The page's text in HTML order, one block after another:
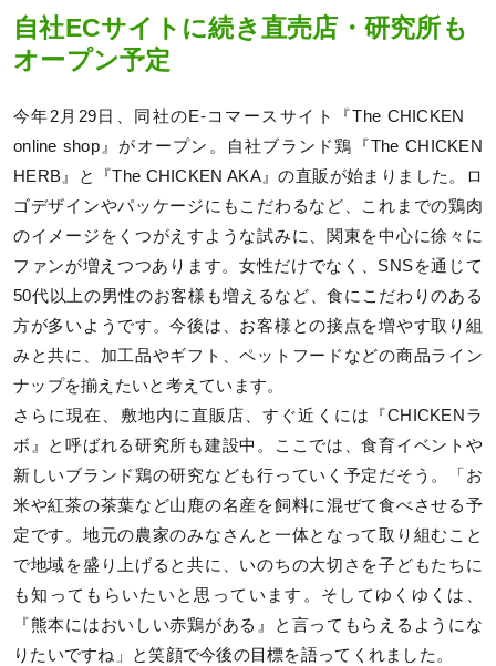
自社ECサイトに続き直売店・研究所も
オープン予定
今年2月29日、同社のE-コマースサイト『The CHICKEN
online shop』がオープン。自社ブランド鶏『The CHICKEN
HERB』と『The CHICKEN AKA』の直販が始まりました。ロ
ゴデザインやパッケージにもこだわるなど、これまでの鶏肉
のイメージをくつがえすような試みに、関東を中心に徐々に
ファンが増えつつあります。女性だけでなく、SNSを通じて
50代以上の男性のお客様も増えるなど、食にこだわりのある
方が多いようです。今後は、お客様との接点を増やす取り組
みと共に、加工品やギフト、ペットフードなどの商品ライン
ナップを揃えたいと考えています。
さらに現在、敷地内に直販店、すぐ近くには『CHICKENラ
ボ』と呼ばれる研究所も建設中。ここでは、食育イベントや
新しいブランド鶏の研究なども行っていく予定だそう。「お
米や紅茶の茶葉など山鹿の名産を飼料に混ぜて食べさせる予
定です。地元の農家のみなさんと一体となって取り組むこと
で地域を盛り上げると共に、いのちの大切さを子どもたちに
も知ってもらいたいと思っています。そしてゆくゆくは、
『熊本にはおいしい赤鶏がある』と言ってもらえるようにな
りたいですね」と笑顔で今後の目標を語ってくれました。